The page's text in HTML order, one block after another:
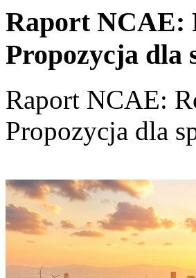
Raport NCAE:
Propozycja dla
Raport NCAE:
Propozycja dla